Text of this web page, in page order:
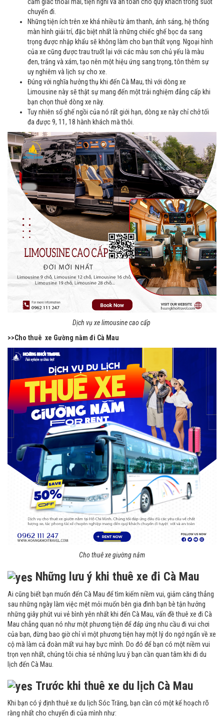
chuyến đi.
Những tiện ích trên xe khá nhiều từ âm thanh, ánh sáng, hệ thống
màn hình giải trí, đặc biệt nhất là những chiếc ghế bọc da sang
trọng được nhập khẩu sẽ không làm cho bạn thất vọng. Ngoại hình
của xe cũng được trau truốt lại với các màu sơn chủ yếu là màu
đen, trắng và xám, tạo nên một hiệu ứng sang trọng, tôn thêm sự
uy nghiêm và lịch sự cho xe.
Đúng với nghĩa hưởng thụ khi đến Cà Mau, thì với dòng xe
Limousine này sẽ thật sự mang đến một trải nghiệm đẳng cấp khi
bạn chọn thuê dòng xe này.
Tuy nhiên số ghế ngồi của nó rất giới hạn, dòng xe này chỉ chở tối
đa được 9, 11, 18 hành khách mà thôi.
Dịch vụ xe limousine cao cấp
>>Cho thuê xe Gường nằm đi Cà Mau
Cho thuê xe giường nằm
Những lưu ý khi thuê xe đi Cà Mau
Ai cũng biết bạn muốn đến Cà Mau để tìm kiếm niềm vui, giảm căng thẳng
sau những ngày làm việc mệt mỏi muốn bên gia đình bạn bè tận hưởng
những giây phút vui vẻ bình yên nhất khi đến Cà Mau, vấn đề thuê xe đi Cà
Mau chẳng quan nó như một phương tiện để đáp ứng nhu cầu đi vui chơi
của bạn, đừng bao giờ chỉ vì một phương tiện hay một lý do ngớ ngẩn về xe
cộ mà làm cả đoàn mất vui hay bực mình. Do đó để bạn có một niềm vui
trọn vẹn nhất, chúng tôi chia sẻ những lưu ý bạn cần quan tâm khi đi du
lịch đến Cà Mau.
Trước khi thuê xe du lịch Cà Mau
Khi bạn có ý định thuê xe du lịch Sóc Trăng, bạn cần có một kế hoạch rõ
ràng nhất cho chuyến đi của mình như: